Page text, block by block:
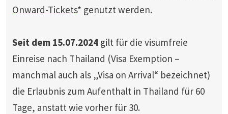
Onward-Tickets* genutzt werden.
Seit dem 15.07.2024 gilt für die visumfreie
Einreise nach Thailand (Visa Exemption –
manchmal auch als „Visa on Arrival“ bezeichnet)
die Erlaubnis zum Aufenthalt in Thailand für 60
Tage, anstatt wie vorher für 30.